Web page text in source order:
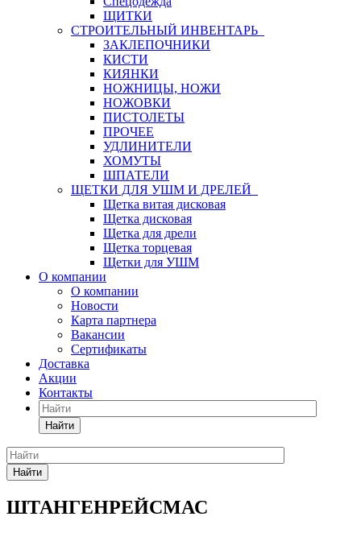
ЩИТКИ
СТРОИТЕЛЬНЫЙ ИНВЕНТАРЬ
ЗАКЛЕПОЧНИКИ
КИСТИ
КИЯНКИ
НОЖНИЦЫ, НОЖИ
НОЖОВКИ
ПИСТОЛЕТЫ
ПРОЧЕЕ
УДЛИНИТЕЛИ
ХОМУТЫ
ШПАТЕЛИ
ЩЕТКИ ДЛЯ УШМ И ДРЕЛЕЙ
Щетка витая дисковая
Щетка дисковая
Щетка для дрели
Щетка торцевая
Щетки для УШМ
О компании
О компании
Новости
Карта партнера
Вакансии
Сертификаты
Доставка
Акции
Контакты
Найти
Найти
ШТАНГЕНРЕЙСМАС